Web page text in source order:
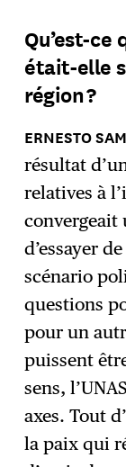
→
Qu’est-ce
était-elle
région ?
résultat
relatives à
convergeait
d’essayer
scénario
questions
pour un
puissent
sens,
axes. Tout
la paix qui